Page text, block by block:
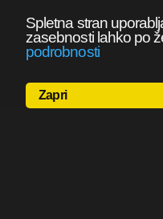
Spletna stran
zasebnosti lahko po
podrobnosti
Zapri